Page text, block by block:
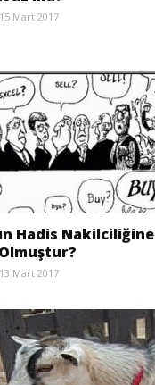
15 Mart 2017
Hadis Nakilciliğine
13 Mart 2017